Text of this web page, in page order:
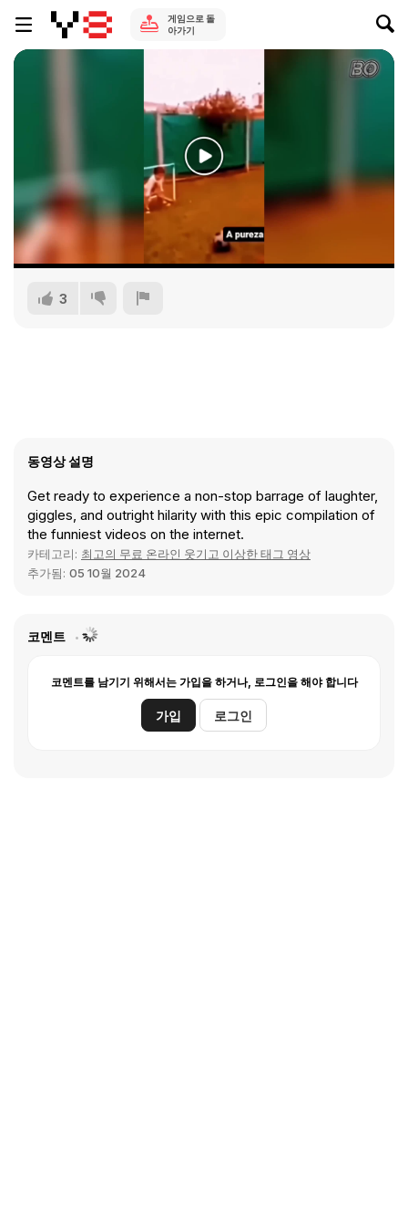
게임으로 돌
아가기
3
동영상 설명
Get ready to experience a non-stop barrage of laughter,
giggles, and outright hilarity with this epic compilation of
the funniest videos on the internet.
카테고리: 최고의 무료 온라인 웃기고 이상한 태그 영상
추가됨: 05 10월 2024
코멘트
코멘트를 남기기 위해서는 가입을 하거나, 로그인을 해야 합니다
가입 로그인